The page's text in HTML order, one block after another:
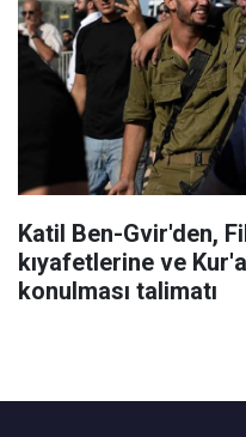
Katil Ben-Gvir'den,
kıyafetlerine ve
konulması talimatı